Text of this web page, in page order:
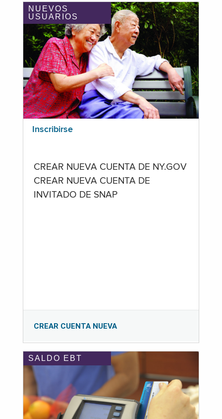
NUEVOS
USUARIOS
Inscribirse
CREAR NUEVA CUENTA DE NY.GOV
CREAR NUEVA CUENTA DE
INVITADO DE SNAP
CREAR CUENTA NUEVA
SALDO EBT